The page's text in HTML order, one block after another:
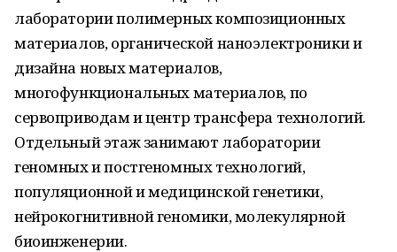
лаборатории полимерных композиционных
материалов, органической наноэлектроники и
дизайна новых материалов,
многофункциональных материалов, по
сервоприводам и центр трансфера технологий.
Отдельный этаж занимают лаборатории
геномных и постгеномных технологий,
популяционной и медицинской генетики,
нейрокогнитивной геномики, молекулярной
биоинженерии.